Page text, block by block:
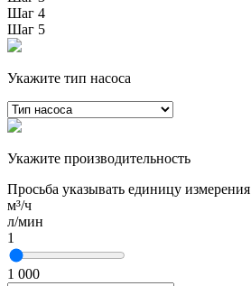
Шаг 4
Шаг 5
Укажите тип насоса
Укажите производительность
Просьба указывать единицу измерения
м³/ч
л/мин
1
1 000